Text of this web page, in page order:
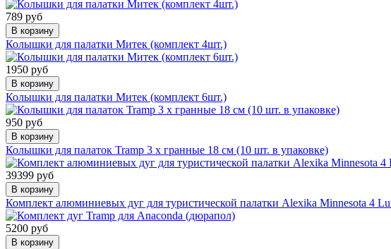
789 руб
В корзину
Колышки для палатки Митек (комплект 4шт.)
1950 руб
В корзину
Колышки для палатки Митек (комплект 6шт.)
950 руб
В корзину
Колышки для палаток Tramp 3 х гранные 18 см (10 шт. в упаковке)
39399 руб
В корзину
Комплект алюминиевых дуг для туристической палатки Alexika Minnesota 4
5200 руб
В корзину